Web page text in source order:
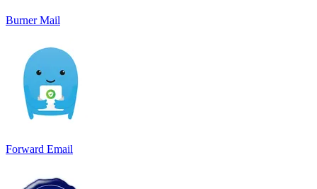
Burner Mail
Forward Email